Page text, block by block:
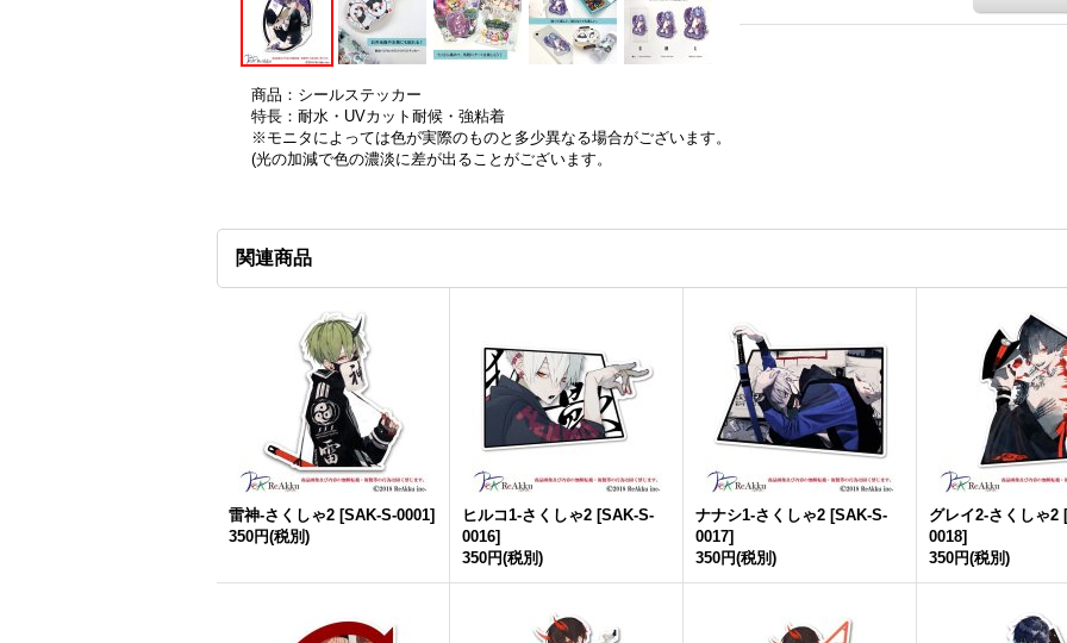
商品：シールステッカー
特長：耐水・UVカット耐候・強粘着
※モニタによっては色が実際のものと多少異なる場合がございます。
(光の加減で色の濃淡に差が出ることがございます。
関連商品
雷神-さくしゃ2 [SAK-S-0001]
350円(税別)
ヒルコ1-さくしゃ2 [SAK-S-
0016]
350円(税別)
ナナシ1-さくしゃ2 [SAK-S-
0017]
350円(税別)
グレイ2-さくしゃ2 [
0018]
350円(税別)